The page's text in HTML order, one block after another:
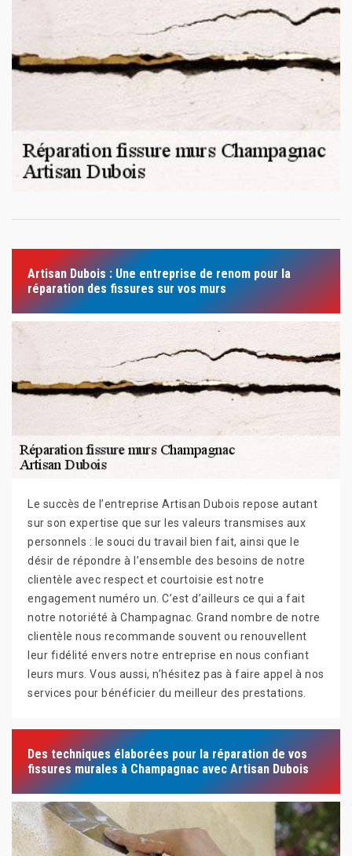
Artisan Dubois : Une entreprise de renom pour la
réparation des fissures sur vos murs
Le succès de l’entreprise Artisan Dubois repose autant
sur son expertise que sur les valeurs transmises aux
personnels : le souci du travail bien fait, ainsi que le
désir de répondre à l’ensemble des besoins de notre
clientèle avec respect et courtoisie est notre
engagement numéro un. C’est d’ailleurs ce qui a fait
notre notoriété à Champagnac. Grand nombre de notre
clientèle nous recommande souvent ou renouvellent
leur fidélité envers notre entreprise en nous confiant
leurs murs. Vous aussi, n’hésitez pas à faire appel à nos
services pour bénéficier du meilleur des prestations.
Des techniques élaborées pour la réparation de vos
fissures murales à Champagnac avec Artisan Dubois